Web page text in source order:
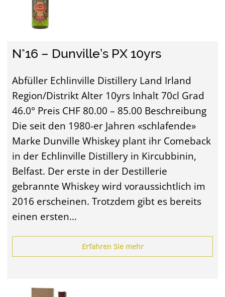
N°16 – Dunville’s PX 10yrs
Abfüller Echlinville Distillery Land Irland
Region/Distrikt Alter 10yrs Inhalt 70cl Grad
46.0° Preis CHF 80.00 – 85.00 Beschreibung
Die seit den 1980-er Jahren «schlafende»
Marke Dunville Whiskey plant ihr Comeback
in der Echlinville Distillery in Kircubbinin,
Belfast. Der erste in der Destillerie
gebrannte Whiskey wird voraussichtlich im
2016 erscheinen. Trotzdem gibt es bereits
einen ersten…
Erfahren Sie mehr